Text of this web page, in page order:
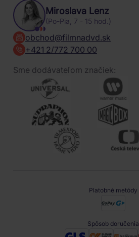
Miroslava Lenz
(Po-Pia, 7 - 15 hod.)
obchod@filmnadvd.sk
+421 2/772 700 00
Sme dodávateľom značiek:
Platobné metódy
Spôsob doručenia